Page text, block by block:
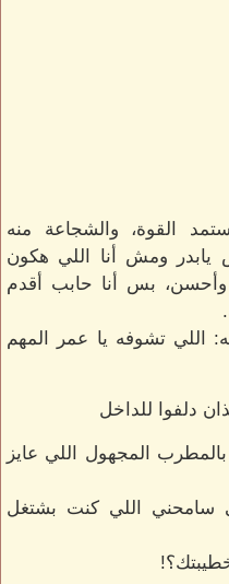
القوة، والشجاعة منه
ومش أنا اللي هكون
بس أنا حابب أقدم
اللي تشوفه يا عمر المهم
دلفوا للداخل
المجهول اللي عايز
سامحني اللي كنت بشتغل